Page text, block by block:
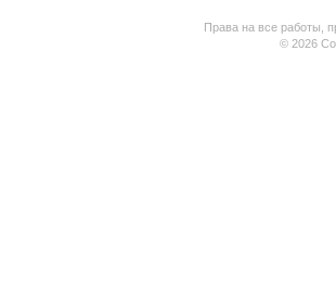
Права на все работы,
© 2026